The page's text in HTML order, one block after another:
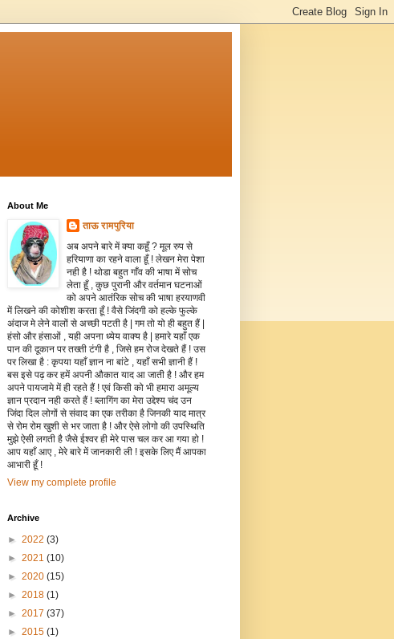
About Me
ताऊ रामपुरिया
अब अपने बारे में क्या कहूँ ? मूल रुप से
हरियाणा का रहने वाला हूँ ! लेखन मेरा पेशा
नही है ! थोडा बहुत गाँव की भाषा में सोच
लेता हूँ , कुछ पुरानी और वर्तमान घटनाओं
को अपने आतंरिक सोच की भाषा हरयाणवी
में लिखने की कोशीश करता हूँ ! वैसे जिंदगी को हल्के फुल्के
अंदाज मे लेने वालों से अच्छी पटती है | गम तो यो ही बहुत हैं |
हंसो और हंसाओं , यही अपना ध्येय वाक्य है | हमारे यहाँ एक
पान की दूकान पर तख्ती टंगी है , जिसे हम रोज देखते हैं ! उस
पर लिखा है : कृपया यहाँ ज्ञान ना बांटे , यहाँ सभी ज्ञानी हैं !
बस इसे पढ़ कर हमें अपनी औकात याद आ जाती है ! और हम
अपने पायजामे में ही रहते हैं ! एवं किसी को भी हमारा अमूल्य
ज्ञान प्रदान नही करते हैं ! ब्लागिंग का मेरा उद्देश्य चंद उन
जिंदा दिल लोगों से संवाद का एक तरीका है जिनकी याद मात्र
से रोम रोम खुशी से भर जाता है ! और ऐसे लोगो की उपस्थिति
मुझे ऐसी लगती है जैसे ईश्वर ही मेरे पास चल कर आ गया हो !
आप यहाँ आए , मेरे बारे में जानकारी ली ! इसके लिए मैं आपका
आभारी हूँ !
View my complete profile
Archive
► 2022 (3)
► 2021 (10)
► 2020 (15)
► 2018 (1)
► 2017 (37)
► 2015 (1)